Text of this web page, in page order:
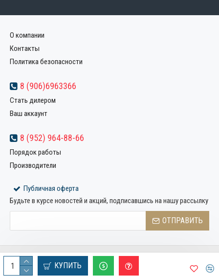
КУПИТЬ
О компании
Контакты
Политика безопасности
8 (906)6963366
Стать дилером
Ваш аккаунт
8 (952) 964-88-66
Порядок работы
Производители
Публичная оферта
Будьте в курсе новостей и акций, подписавшись на нашу рассылку
ОТПРАВИТЬ
Copyright © 2022, Компания «Металлстрой32», Все права
защищены